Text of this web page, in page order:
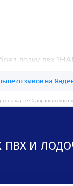
на карте Ставропольского
ПВХ И